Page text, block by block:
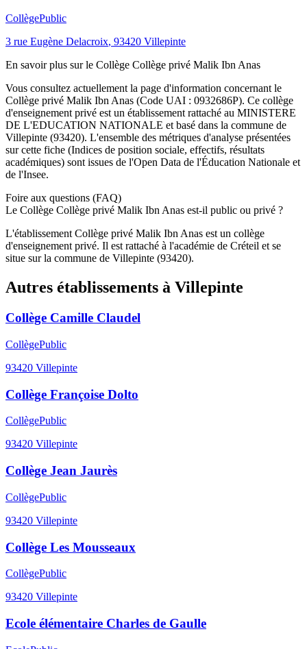
CollègePublic
3 rue Eugène Delacroix, 93420 Villepinte
En savoir plus sur le Collège Collège privé Malik Ibn Anas
Vous consultez actuellement la page d'information concernant le
Collège privé Malik Ibn Anas (Code UAI : 0932686P). Ce collège
d'enseignementprivé est un établissement rattaché au MINISTERE
DE L'EDUCATION NATIONALE et basé dans la commune de
Villepinte (93420). L'ensemble des métriques d'analyse présentées
sur cette fiche (Indices de position sociale, effectifs, résultats
académiques) sont issues de l'Open Data de l'Éducation Nationale et
de l'Insee.
Foire aux questions (FAQ)
Le Collège Collège privé Malik Ibn Anas est-il public ou privé ?
L'établissement Collège privé Malik Ibn Anas est un collège
d'enseignement privé. Il est rattaché à l'académie de Créteil et se
situe sur la commune de Villepinte (93420).
Autres établissements à Villepinte
Collège Camille Claudel
CollègePublic
93420 Villepinte
Collège Françoise Dolto
CollègePublic
93420 Villepinte
Collège Jean Jaurès
CollègePublic
93420 Villepinte
Collège Les Mousseaux
CollègePublic
93420 Villepinte
Ecole élémentaire Charles de Gaulle